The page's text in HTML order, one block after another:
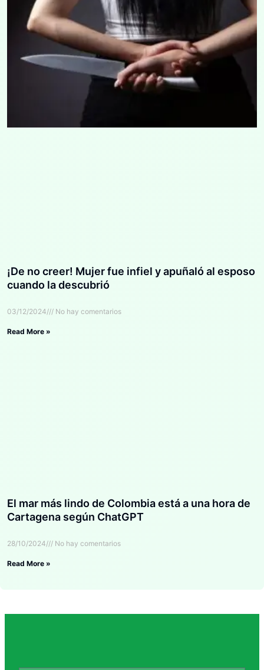
¡De no creer! Mujer fue infiel y apuñaló al esposo
cuando la descubrió
03/12/2024 No hay comentarios
Read More »
El mar más lindo de Colombia está a una hora de
Cartagena según ChatGPT
28/10/2024 No hay comentarios
Read More »